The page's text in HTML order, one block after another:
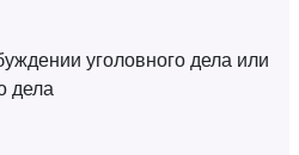
уголовного дела или
дела